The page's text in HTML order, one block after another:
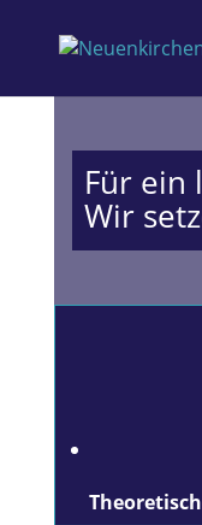
Für ein
Wir